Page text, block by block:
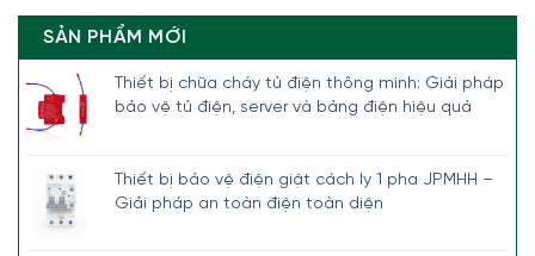
SẢN PHẨM MỚI
Thiết bị chữa cháy tủ điện thông minh: Giải pháp
bảo vệ tủ điện, server và bảng điện hiệu quả
Thiết bị bảo vệ điện giật cách ly 1 pha JPMHH –
Giải pháp an toàn điện toàn diện